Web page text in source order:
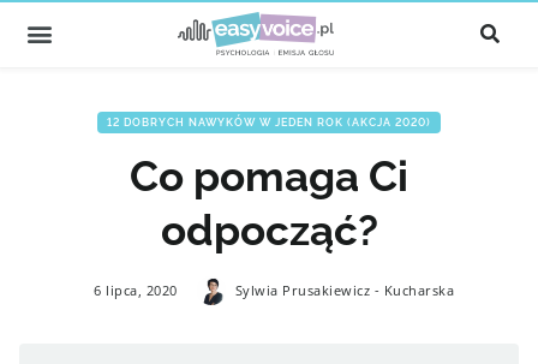
12 DOBRYCH NAWYKÓW W JEDEN ROK (AKCJA 2020)
Co pomaga Ci
odpocząć?
6 lipca, 2020 Sylwia Prusakiewicz - Kucharska